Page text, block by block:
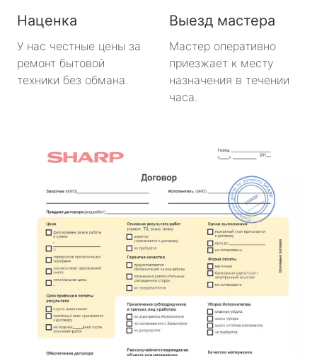
Наценка
У нас честные цены за
ремонт бытовой
техники без обмана.
Выезд мастера
Мастер оперативно
приезжает к месту
назначения в течении
часа.